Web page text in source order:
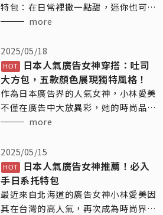
特包：在日常裡撒一點甜，迷你也可以
很有態度more
2025/05/18
日本人氣廣告女神穿搭：吐司
大方包，五款顏色展現獨特風格！
作為日本廣告界的人氣女神，小林愛美
不僅在廣告中大放異彩，她的時尚品味
也引領了不少女性的潮流。近日，她背
方包，這款包包不僅簡約大方，還兼具
實用性，是她日常生活中的得力助手。
more
2025/05/15
日本人氣廣告女神推薦！必入
手日系托特包
最近來自北海道的廣告女神小林愛美因
其在台灣的高人氣，再次成為時尚界的